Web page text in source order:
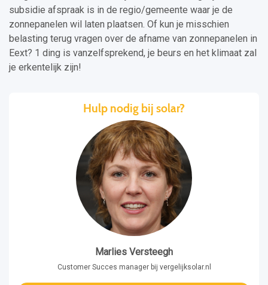
subsidie afspraak is in de regio/gemeente waar je de
zonnepanelen wil laten plaatsen. Of kun je misschien
belasting terug vragen over de afname van zonnepanelen in
Eext? 1 ding is vanzelfsprekend, je beurs en het klimaat zal
je erkentelijk zijn!
Hulp nodig bij solar?
Marlies Versteegh
Customer Succes manager bij vergelijksolar.nl